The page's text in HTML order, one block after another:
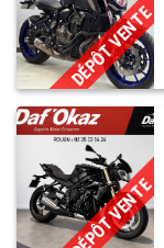
DÉPÔT VENTE
DÉPÔT VENTE